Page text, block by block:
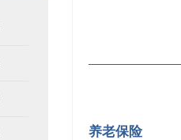
养老保险